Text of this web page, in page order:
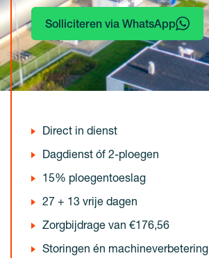
Solliciteren via WhatsApp
Direct in dienst
Dagdienst óf 2-ploegen
15% ploegentoeslag
27 + 13 vrije dagen
Zorgbijdrage van €176,56
Storingen én machineverbetering